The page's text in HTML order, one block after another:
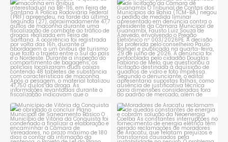
PRF apreende quase 48 quilos
de maconha em ônibus...
1 0
TCM rejeita pedido de
suspensão de licitação da...
1 0
Município de Vitória da
Conquista é obrigado a...
1 0
Moradores de Aracatu
reclamam de quedas
constantes ...
1 0